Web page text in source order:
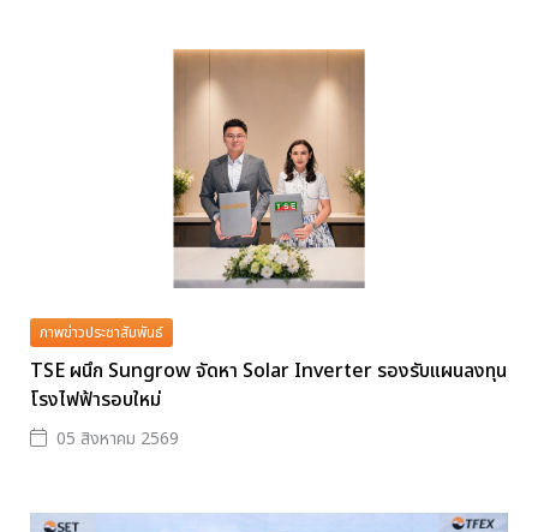
ภาพข่าวประชาสัมพันธ์
TSE ผนึก Sungrow จัดหา Solar Inverter รองรับแผนลงทุน
โรงไฟฟ้ารอบใหม่
05 สิงหาคม 2569